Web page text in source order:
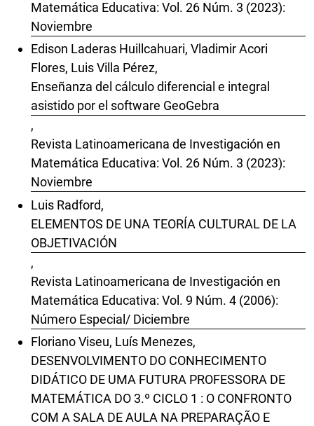
Matemática Educativa: Vol. 26 Núm. 3 (2023):
Noviembre
Edison Laderas Huillcahuari, Vladimir Acori
Flores, Luis Villa Pérez,
Enseñanza del cálculo diferencial e integral
asistido por el software GeoGebra
,
Revista Latinoamericana de Investigación en
Matemática Educativa: Vol. 26 Núm. 3 (2023):
Noviembre
Luis Radford,
ELEMENTOS DE UNA TEORÍA CULTURAL DE LA
OBJETIVACIÓN
,
Revista Latinoamericana de Investigación en
Matemática Educativa: Vol. 9 Núm. 4 (2006):
Número Especial/ Diciembre
Floriano Viseu, Luís Menezes,
DESENVOLVIMENTO DO CONHECIMENTO
DIDÁTICO DE UMA FUTURA PROFESSORA DE
MATEMÁTICA DO 3.º CICLO 1 : O CONFRONTO
COM A SALA DE AULA NA PREPARAÇÃO E